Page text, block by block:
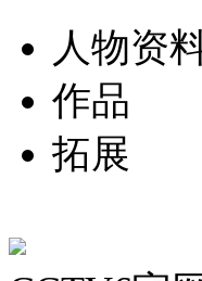
人物资
作品
拓展